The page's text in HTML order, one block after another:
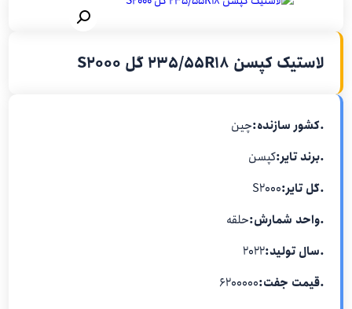
لاستیک کپسن 235/55R18 گل S2000
.کشور سازنده:چین
.برند تایر:کپسن
.گل تایر:S2000
.واحد شمارش:حلقه
.سال تولید:۲۰۲۲
.قیمت جفت:۶۲۰۰۰۰۰